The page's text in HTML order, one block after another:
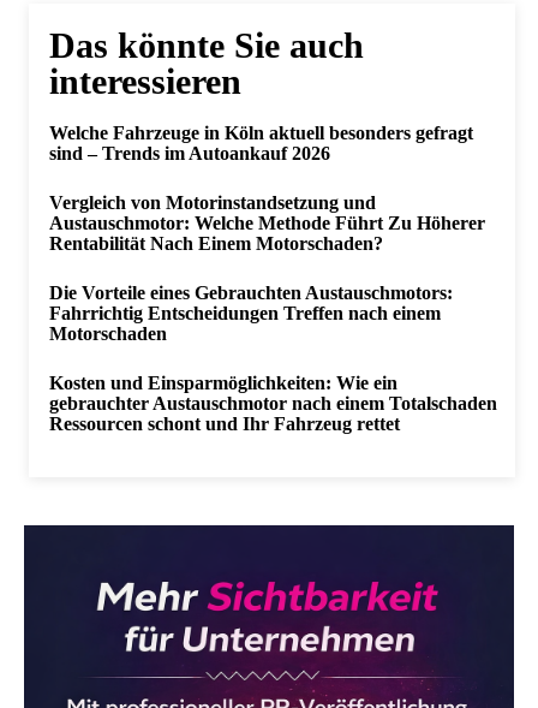
Das könnte Sie auch
interessieren
Welche Fahrzeuge in Köln aktuell besonders gefragt
sind – Trends im Autoankauf 2026
Vergleich von Motorinstandsetzung und
Austauschmotor: Welche Methode Führt Zu Höherer
Rentabilität Nach Einem Motorschaden?
Die Vorteile eines Gebrauchten Austauschmotors:
Fahrrichtig Entscheidungen Treffen nach einem
Motorschaden
Kosten und Einsparmöglichkeiten: Wie ein
gebrauchter Austauschmotor nach einem Totalschaden
Ressourcen schont und Ihr Fahrzeug rettet